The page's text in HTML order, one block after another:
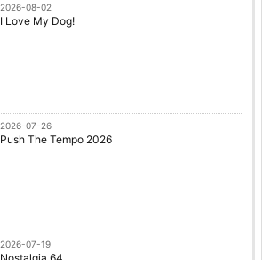
2026-08-02
I Love My Dog!
2026-07-26
Push The Tempo 2026
2026-07-19
Nostalgia 64